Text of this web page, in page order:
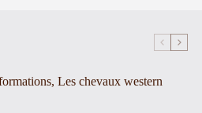
, Les chevaux western